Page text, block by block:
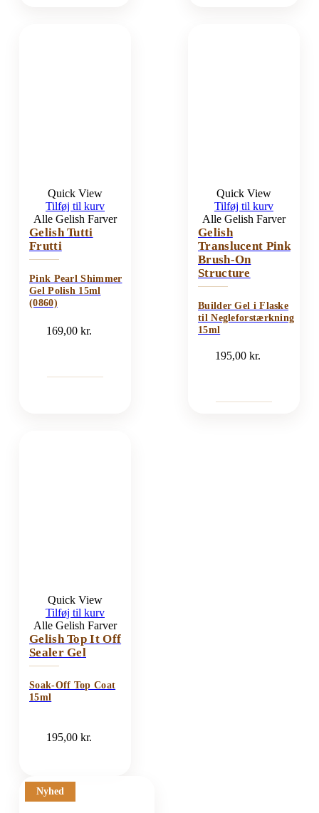
Quick View
Tilføj til kurv
Alle Gelish Farver
Gelish Tutti
Frutti
Pink Pearl Shimmer
Gel Polish 15ml
(0860)
169,00kr.
Quick View
Tilføj til kurv
Alle Gelish Farver
Gelish
Translucent Pink
Brush-On
Structure
Builder Gel i Flaske
til Negleforstærkning
15ml
195,00kr.
Quick View
Tilføj til kurv
Alle Gelish Farver
Gelish Top It Off
Sealer Gel
Soak-Off Top Coat
15ml
195,00kr.
Nyhed